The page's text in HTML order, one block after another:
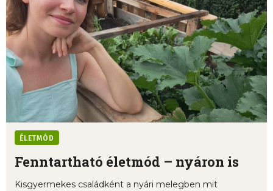
ÉLETMÓD
Fenntartható életmód – nyáron is
Kisgyermekes családként a nyári melegben mit